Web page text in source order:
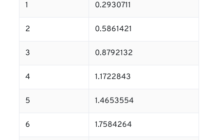
1 0.2930711
2 0.5861421
3 0.8792132
4 1.1722843
5 1.4653554
6 1.7584264